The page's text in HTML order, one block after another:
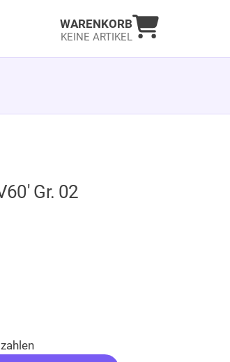
WARENKORB
KEINE ARTIKEL
Warenkorb
Gr. 02